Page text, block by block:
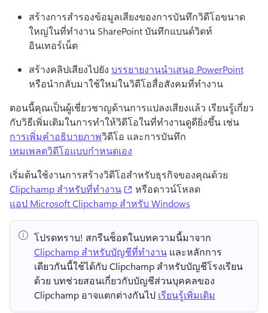
สร้างการสํารองข้อมูลเสียงของการบันทึกวิดีโอขนาด
ใหญ่ในที่ทํางาน SharePoint บันทึกแบนด์วิดท์
อินเทอร์เน็ต
สร้างคลิปเสียงไปยัง บรรยายงานนําเสนอ PowerPoint
หรือนํากลับมาใช้ใหม่ในวิดีโอสื่อสังคมที่ทํางาน
ตอนนี้คุณเป็นผู้เชี่ยวชาญด้านการแปลงเสียงแล้ว เรียนรู้เกี่ยว
กับวิธีเพิ่มเติมในการทําให้วิดีโอในที่ทํางานดูดียิ่งขึ้น เช่น
การเพิ่มคําอธิบายภาพวิดีโอ และการบันทึก
เทมเพลตวิดีโอแบบกําหนดเอง
เริ่มต้นใช้งานการสร้างวิดีโอสำหรับธุรกิจของคุณด้วย
Clipchamp สำหรับที่ทำงาน
(opens in a new tab)
หรือดาวน์โหลด
แอป Microsoft Clipchamp สำหรับ Windows
โปรดทราบ!
Clipchamp สำหรับบัญชีที่ทำงาน และหลักการ
เดียวกันนี้ใช้ได้กับ Clipchamp สำหรับบัญชีโรงเรียน
ด้วย บทช่วยสอนเกี่ยวกับบัญชีส่วนบุคคลของ
Clipchamp อาจแตกต่างกันไป เรียนรู้เพิ่มเติม